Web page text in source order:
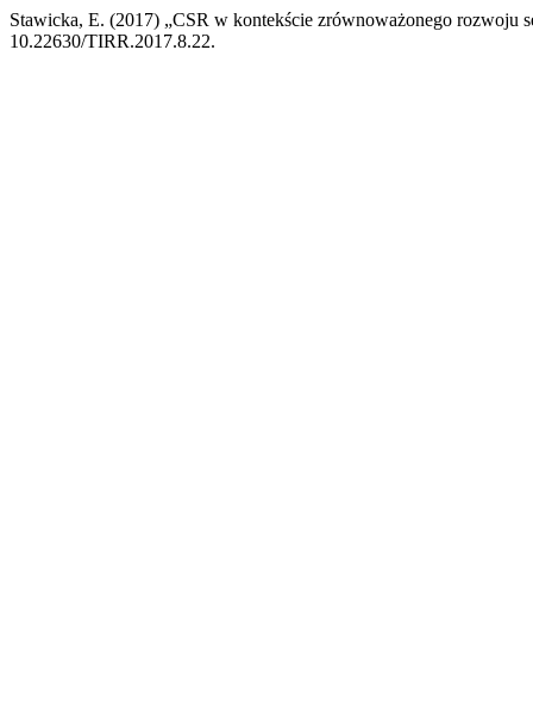
Stawicka, E. (2017) „CSR w kontekście zrównoważonego rozwoju
10.22630/TIRR.2017.8.22.